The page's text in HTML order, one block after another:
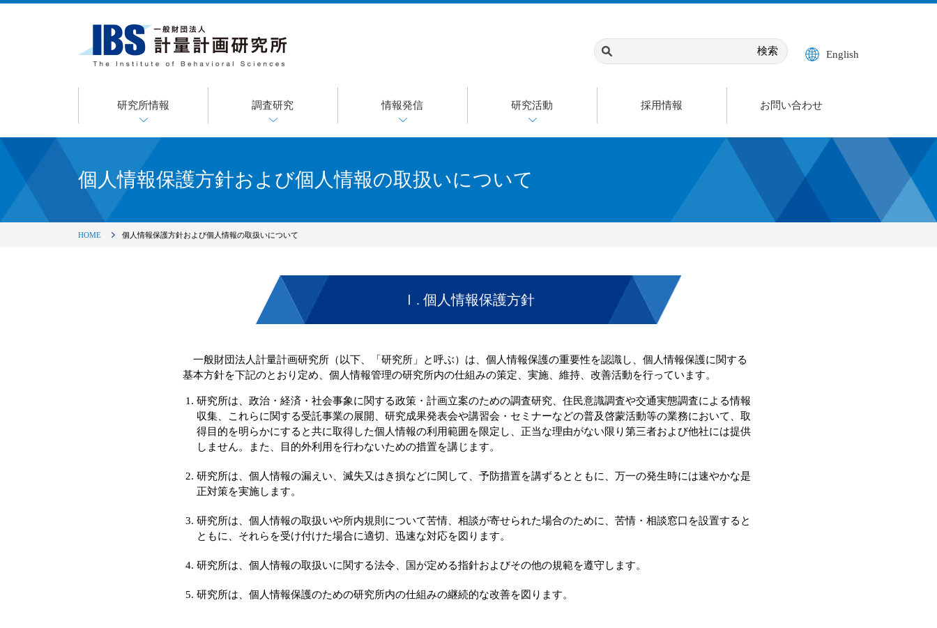
English
研究所情報 調査研究 情報発信 研究活動 採用情報 お問い合わせ
個人情報保護方針および個人情報の取扱いについて
HOME 個人情報保護方針および個人情報の取扱いについて
Ⅰ. 個人情報保護方針
一般財団法人計量計画研究所（以下、「研究所」と呼ぶ）は、個人情報保護の重要性を認識し、個人情報保護に関する
基本方針を下記のとおり定め、個人情報管理の研究所内の仕組みの策定、実施、維持、改善活動を行っています。
研究所は、政治・経済・社会事象に関する政策・計画立案のための調査研究、住民意識調査や交通実態調査による情報
収集、これらに関する受託事業の展開、研究成果発表会や講習会・セミナーなどの普及啓蒙活動等の業務において、取
得目的を明らかにすると共に取得した個人情報の利用範囲を限定し、正当な理由がない限り第三者および他社には提供
しません。また、目的外利用を行わないための措置を講じます。
研究所は、個人情報の漏えい、滅失又はき損などに関して、予防措置を講ずるとともに、万一の発生時には速やかな是
正対策を実施します。
研究所は、個人情報の取扱いや所内規則について苦情、相談が寄せられた場合のために、苦情・相談窓口を設置すると
ともに、それらを受け付けた場合に適切、迅速な対応を図ります。
研究所は、個人情報の取扱いに関する法令、国が定める指針およびその他の規範を遵守します。
研究所は、個人情報保護のための研究所内の仕組みの継続的な改善を図ります。